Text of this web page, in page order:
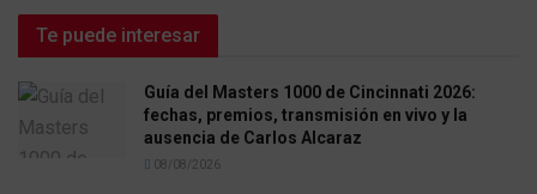
Te puede interesar
Guía del Masters 1000 de Cincinnati 2026:
fechas, premios, transmisión en vivo y la
ausencia de Carlos Alcaraz
08/08/2026